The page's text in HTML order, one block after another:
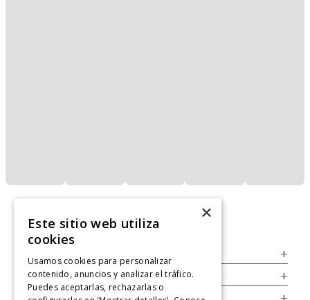
+
Legal +
×
Este sitio web utiliza
cookies
Usamos cookies para personalizar
contenido, anuncios y analizar el tráfico.
Puedes aceptarlas, rechazarlas o